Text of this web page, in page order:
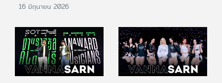
16 มิถุนายน 2026